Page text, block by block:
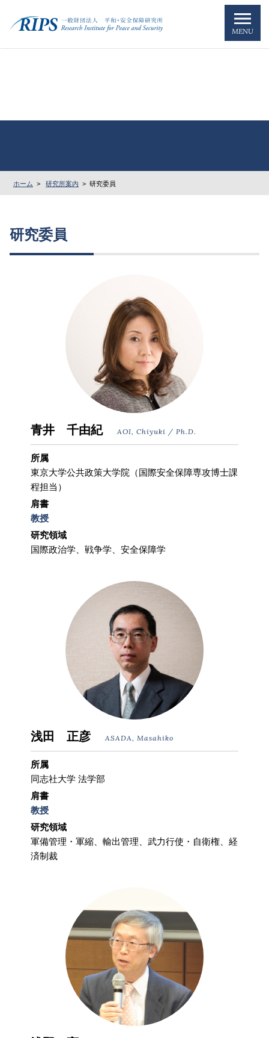
MENU
ホーム > 研究所案内 > 研究委員
研究委員
青井 千由紀 AOI, Chiyuki / Ph.D.
所属
東京大学公共政策大学院（国際安全保障専攻博士課
程担当）
肩書
教授
研究領域
国際政治学、戦争学、安全保障学
浅田 正彦 ASADA, Masahiko
所属
同志社大学 法学部
肩書
教授
研究領域
軍備管理・軍縮、輸出管理、武力行使・自衛権、経
済制裁